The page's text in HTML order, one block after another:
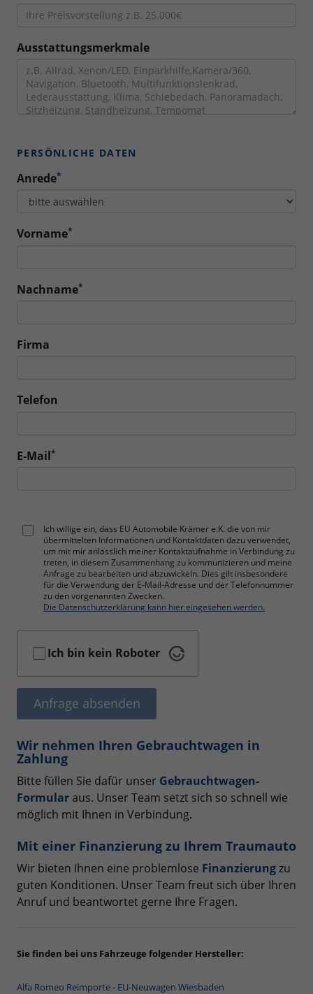
Ausstattungsmerkmale
PERSÖNLICHE DATEN
Anrede*
Vorname*
Nachname*
Firma
Telefon
E-Mail*
Ich willige ein, dass EU Automobile Krämer e.K. die von mir
übermittelten Informationen und Kontaktdaten dazu verwendet,
um mit mir anlässlich meiner Kontaktaufnahme in Verbindung zu
treten, in diesem Zusammenhang zu kommunizieren und meine
Anfrage zu bearbeiten und abzuwickeln. Dies gilt insbesondere
für die Verwendung der E-Mail-Adresse und der Telefonnummer
zu den vorgenannten Zwecken.
Die Datenschutzerklärung kann hier eingesehen werden.
Ich bin kein Roboter
Anfrage absenden
Wir nehmen Ihren Gebrauchtwagen in
Zahlung
Bitte füllen Sie dafür unser Gebrauchtwagen-
Formular aus. Unser Team setzt sich so schnell wie
möglich mit Ihnen in Verbindung.
Mit einer Finanzierung zu Ihrem Traumauto
Wir bieten Ihnen eine problemlose Finanzierungzu
guten Konditionen. Unser Team freut sich über Ihren
Anruf und beantwortet gerne Ihre Fragen.
Sie finden bei uns Fahrzeuge folgender Hersteller:
Alfa Romeo Reimporte - EU-Neuwagen Wiesbaden